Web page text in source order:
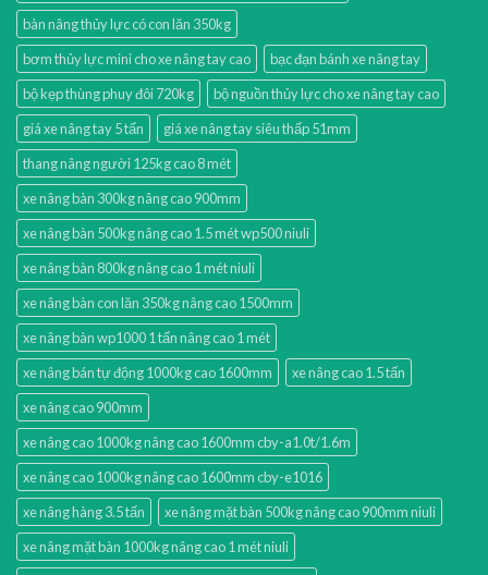
bàn nâng thủy lực có con lăn 350kg
bơm thủy lực mini cho xe nâng tay cao
bạc đạn bánh xe nâng tay
bộ kẹp thùng phuy đôi 720kg
bộ nguồn thủy lực cho xe nâng tay cao
giá xe nâng tay 5 tấn
giá xe nâng tay siêu thấp 51mm
thang nâng người 125kg cao 8 mét
xe nâng bàn 300kg nâng cao 900mm
xe nâng bàn 500kg nâng cao 1.5 mét wp500 niuli
xe nâng bàn 800kg nâng cao 1 mét niuli
xe nâng bàn con lăn 350kg nâng cao 1500mm
xe nâng bàn wp1000 1 tấn nâng cao 1 mét
xe nâng bán tự động 1000kg cao 1600mm
xe nâng cao 1.5 tấn
xe nâng cao 900mm
xe nâng cao 1000kg nâng cao 1600mm cby-a1.0t/1.6m
xe nâng cao 1000kg nâng cao 1600mm cby-e1016
xe nâng hàng 3.5 tấn
xe nâng mặt bàn 500kg nâng cao 900mm niuli
xe nâng mặt bàn 1000kg nâng cao 1 mét niuli